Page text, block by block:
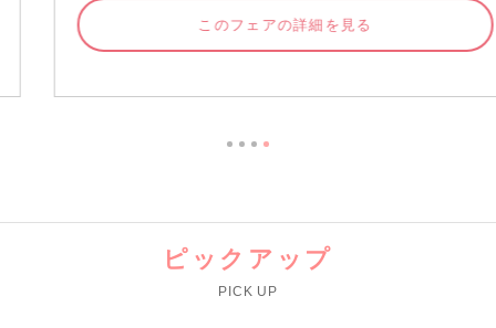
このフェアの詳細を見る
ピックアップ
PICK UP